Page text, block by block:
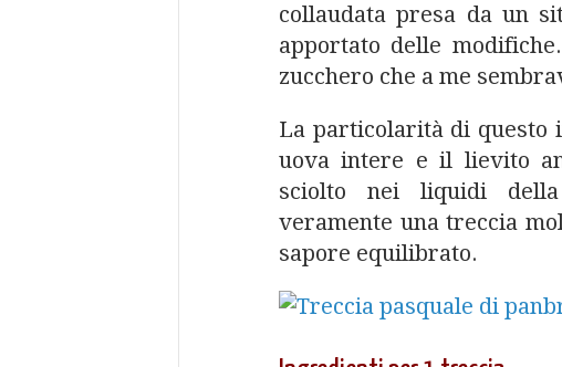
collaudata presa da un
apportato delle
zucchero che a me
La particolarità di questo
uova intere e il lievito
sciolto nei liquidi
veramente una treccia
sapore equilibrato.